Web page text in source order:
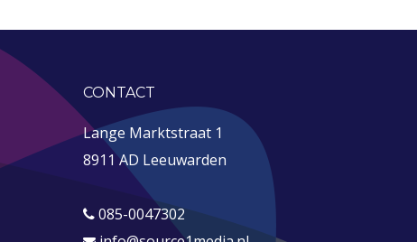
CONTACT
Lange Marktstraat 1
8911 AD Leeuwarden
085-0047302